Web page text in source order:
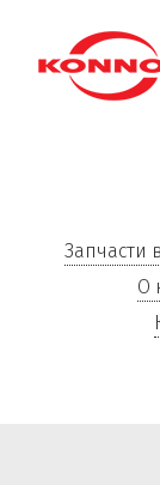
Запчасти
О